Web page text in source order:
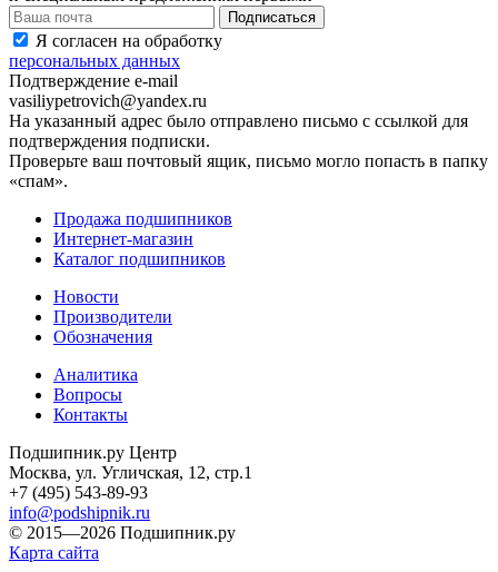
Я согласен на обработку
персональных данных
Подтверждение e-mail
vasiliypetrovich@yandex.ru
На указанный адрес было отправлено письмо с ссылкой для
подтверждения подписки.
Проверьте ваш почтовый ящик, письмо могло попасть в папку
«спам».
Продажа подшипников
Интернет-магазин
Каталог подшипников
Новости
Производители
Обозначения
Аналитика
Вопросы
Контакты
Подшипник.ру Центр
Москва, ул. Угличская, 12, стр.1
+7 (495) 543-89-93
info@podshipnik.ru
© 2015—2026 Подшипник.ру
Карта сайта